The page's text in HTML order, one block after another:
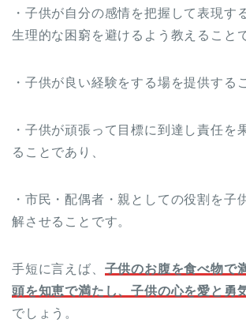
・子供が自分の感情を把握して表現す
生理的な困窮を避けるよう教えること
・子供が良い経験をする場を提供する
・子供が頑張って目標に到達し責任を
ることであり、
・市民・配偶者・親としての役割を子
解させることです。
手短に言えば、 子供のお腹を食べ物で
頭を知恵で満たし、子供の心を愛と勇
でしょう。